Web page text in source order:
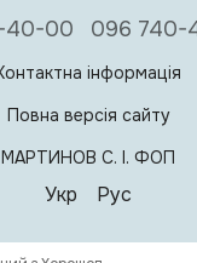
40-00 096 740-
інформація
Повна версія сайту
МАРТИНОВ С. I. ФОП
Укр Рус